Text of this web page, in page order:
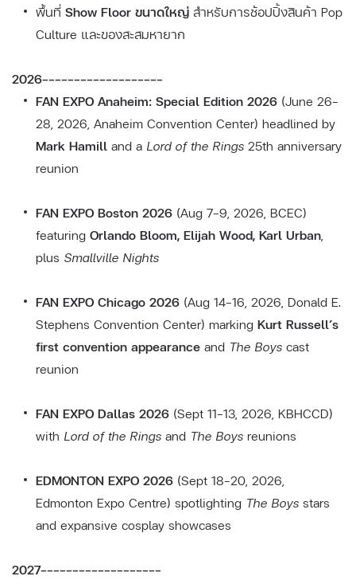
พื้นที่ Show Floor ขนาดใหญ่ สำหรับการช้อปปิ้งสินค้า Pop
Culture และของสะสมหายาก
2026-------------------
FAN EXPO Anaheim: Special Edition 2026 (June 26–
28, 2026, Anaheim Convention Center) headlined by
Mark Hamill and a Lord of the Rings 25th anniversary
reunion
FAN EXPO Boston 2026 (Aug 7–9, 2026, BCEC)
featuring Orlando Bloom, Elijah Wood, Karl Urban,
plus Smallville Nights
FAN EXPO Chicago 2026 (Aug 14–16, 2026, Donald E.
Stephens Convention Center) marking Kurt Russell’s
first convention appearance and The Boys cast
reunion
FAN EXPO Dallas 2026 (Sept 11–13, 2026, KBHCCD)
with Lord of the Rings and The Boys reunions
EDMONTON EXPO 2026 (Sept 18–20, 2026,
Edmonton Expo Centre) spotlighting The Boys stars
and expansive cosplay showcases
2027-------------------